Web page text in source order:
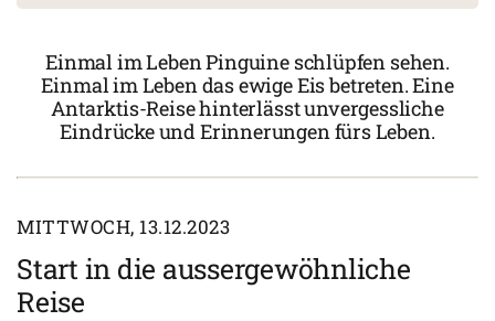
Einmal im Leben Pinguine schlüpfen sehen.
Einmal im Leben das ewige Eis betreten. Eine
Antarktis-Reise hinterlässt unvergessliche
Eindrücke und Erinnerungen fürs Leben.
MITTWOCH, 13.12.2023
Start in die aussergewöhnliche
Reise